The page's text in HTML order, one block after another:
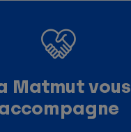
Matmut vous